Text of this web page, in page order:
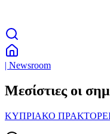
| Newsroom
Μεσίστιες οι
ΚΥΠΡΙΑΚΟ